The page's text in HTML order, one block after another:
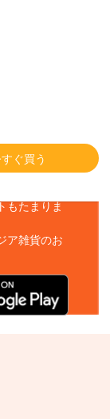
ぐ買う
もたまりま
ア雑貨のお